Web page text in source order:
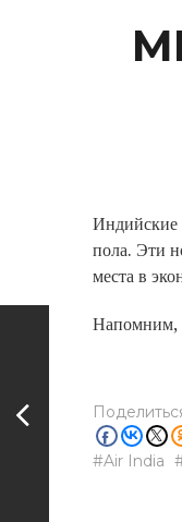
Индийские
пола. Эти
места в
Напомним,
Air India